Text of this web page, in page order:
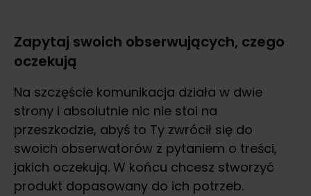
Zapytaj swoich obserwujących, czego
oczekują
Na szczęście komunikacja działa w dwie
strony i absolutnie nic nie stoi na
przeszkodzie, abyś to Ty zwrócił się do
swoich obserwatorów z pytaniem o treści,
jakich oczekują. W końcu chcesz stworzyć
produkt dopasowany do ich potrzeb.